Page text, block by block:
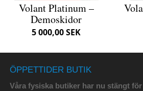
Volant Platinum –
Demoskidor
5 000,00 SEK
ÖPPETTIDER BUTIK
Våra fysiska butiker har nu stängt